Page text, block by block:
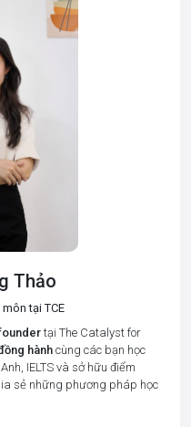
Thảo
tại TCE
tại The Catalyst for
hànhcùng các bạn học
IELTS và sở hữu điểm
sẻ những phương pháp học